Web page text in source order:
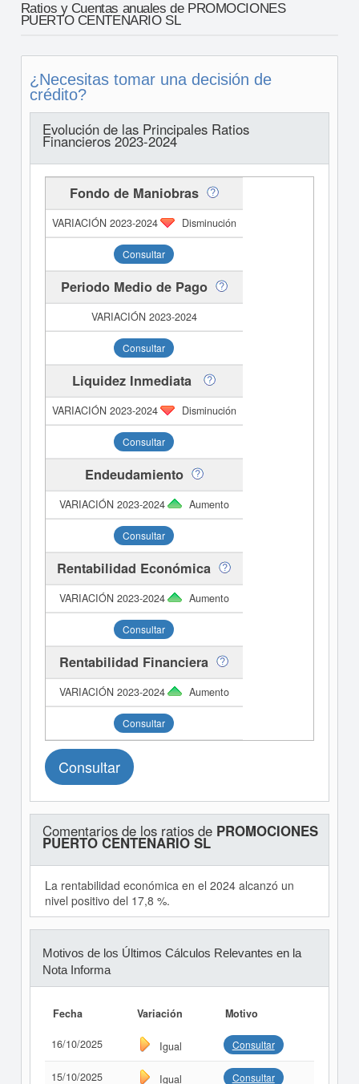
Ratios y Cuentas anuales de PROMOCIONES
PUERTO CENTENARIO SL
¿Necesitas tomar una decisión de
crédito?
Evolución de las Principales Ratios
Financieros 2023-2024
Fondo de Maniobras
Disminución
Consultar
Periodo Medio de Pago
Consultar
Liquidez Inmediata
Disminución
Consultar
Endeudamiento
Aumento
Consultar
Rentabilidad Económica
Aumento
Consultar
Rentabilidad Financiera
Aumento
Consultar
Consultar
Comentarios de los ratios de PROMOCIONES
PUERTO CENTENARIO SL
La rentabilidad económica en el 2024 alcanzó un
nivel positivo del 17,8 %.
Motivos de los Últimos Cálculos Relevantes en la
Nota Informa
Fecha Variación Motivo
16/10/2025 Igual Consultar
15/10/2025 Igual Consultar